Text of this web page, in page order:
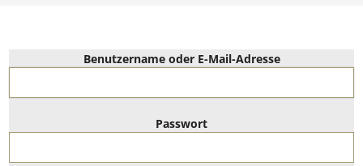
Benutzername oder E-Mail-Adresse
Passwort